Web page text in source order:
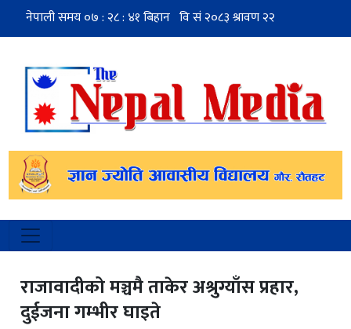
राजावादीको मञ्चमै ताकेर अश्रुग्याँस प्रहार,
दुईजना गम्भीर घाइते